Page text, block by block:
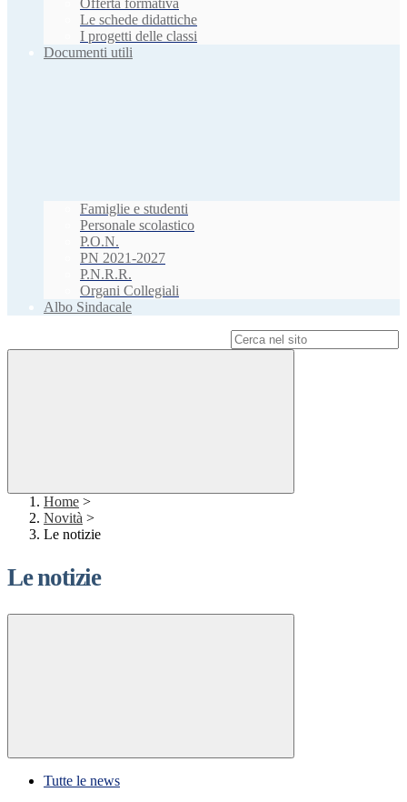
Offerta formativa
Le schede didattiche
I progetti delle classi
Documenti utili
Famiglie e studenti
Personale scolastico
P.O.N.
PN 2021-2027
P.N.R.R.
Organi Collegiali
Albo Sindacale
Home >
Novità >
Le notizie
Le notizie
Tutte le news